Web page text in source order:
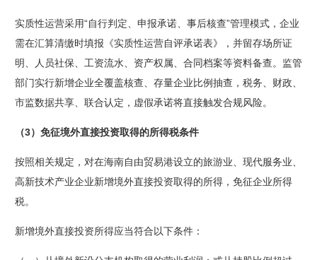
实质性运营采用“自行判定、申报承诺、事后核查”管理模式，企业
需在汇算清缴时填报《实质性运营自评承诺表》，并留存场所证
明、人员社保、工资流水、资产权属、合同档案等资料备查。监管
部门实行新增企业全覆盖核查、存量企业比例抽查，税务、财政、
市监数据共享、联合认定，虚假承诺将直接触发合规风险。
（3）免征境外直接投资取得的所得税条件
按照相关规定，对在海南自由贸易港设立的旅游业、现代服务业、
高新技术产业企业新增境外直接投资取得的所得，免征企业所得
税。
新增境外直接投资所得应当符合以下条件：